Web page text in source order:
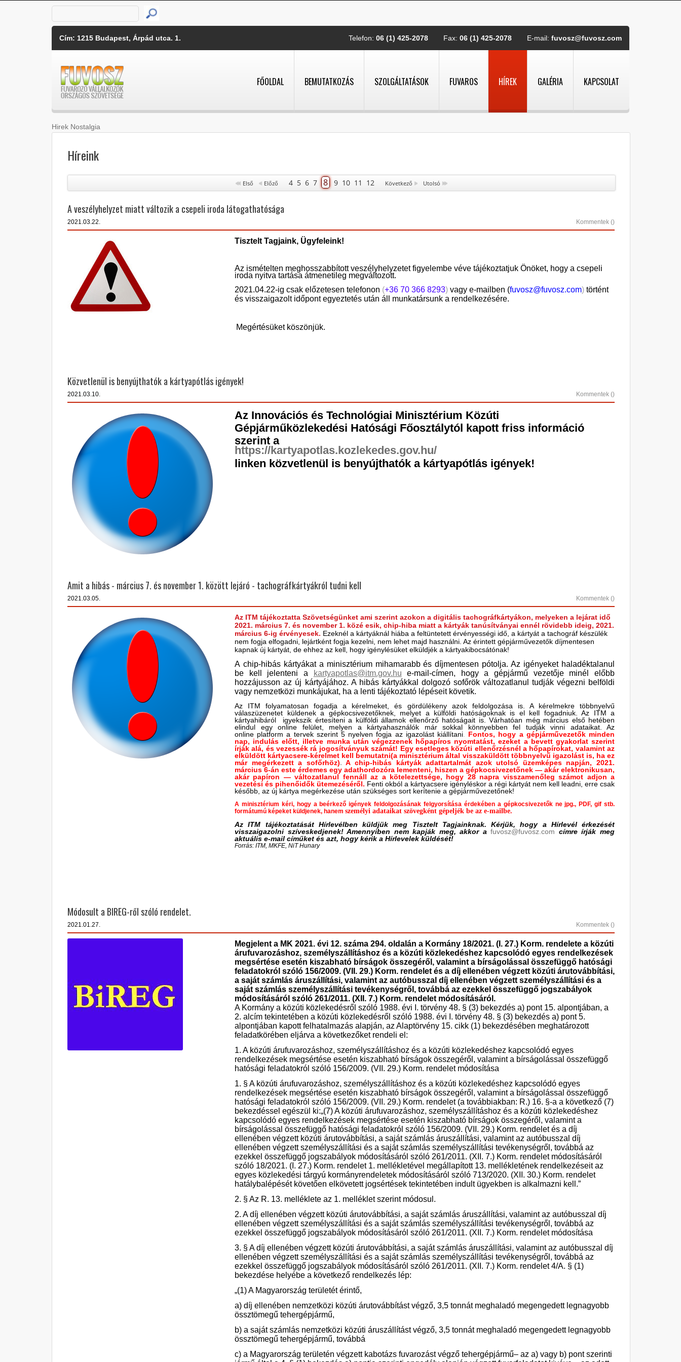
Cím: 1215 Budapest, Árpád utca. 1. E-mail: fuvosz@fuvosz.com
Fax: 06 (1) 425-2078
Telefon: 06 (1) 425-2078
FŐOLDAL BEMUTATKOZÁS SZOLGÁLTATÁSOK FUVAROS HÍREK GALÉRIA KAPCSOLAT
Hirek Nostalgia
Híreink
Első Előző 4 5 6 7 8 9 10 11 12 Következő Utolsó
A veszélyhelyzet miatt változik a csepeli iroda látogathatósága
2021.03.22. Kommentek ()
Tisztelt Tagjaink, Ügyfeleink!
Az ismételten meghosszabbított veszélyhelyzetet figyelembe véve tájékoztatjuk Önöket, hogy a csepeli
iroda nyitva tartása átmenetileg megváltozott.
2021.04.22-ig csak előzetesen telefonon (+36 70 366 8293) vagy e-mailben (fuvosz@fuvosz.com) történt
és visszaigazolt időpont egyeztetés után áll munkatársunk a rendelkezésére.
Megértésüket köszönjük.
Közvetlenül is benyújthatók a kártyapótlás igények!
2021.03.10. Kommentek ()
Az Innovációs és Technológiai Minisztérium Közúti
Gépjárműközlekedési Hatósági Főosztálytól kapott friss információ
szerint a
https://kartyapotlas.kozlekedes.gov.hu/
linken közvetlenül is benyújthatók a kártyapótlás igények!
Amit a hibás - március 7. és november 1. között lejáró - tachográfkártyákról tudni kell
2021.03.05. Kommentek ()
Az ITM tájékoztatta Szövetségünket ami szerint azokon a digitális tachográfkártyákon, melyeken a lejárat idő
2021. március 7. és november 1. közé esik, chip-hiba miatt a kártyák tanúsítványai ennél rövidebb ideig, 2021.
március 6-ig érvényesek. Ezeknél a kártyáknál hiába a feltüntetett érvényességi idő, a kártyát a tachográf készülék
nem fogja elfogadni, lejártként fogja kezelni, nem lehet majd használni. Az érintett gépjárművezetők díjmentesen
kapnak új kártyát, de ehhez az kell, hogy igénylésüket elküldjék a kártyakibocsátónak!
A chip-hibás kártyákat a minisztérium mihamarabb és díjmentesen pótolja. Az igényeket haladéktalanul
be kell jelenteni a
kartyapotlas@itm.gov.hu
e-mail-címen, hogy a gépjármű vezetője minél előbb
hozzájusson az új kártyájához. A hibás kártyákkal dolgozó sofőrök változatlanul tudják végezni belföldi
vagy nemzetközi munkájukat, ha a lenti tájékoztató lépéseit követik.
Az ITM folyamatosanfogadja a kérelmeket , és gördülékeny azok feldolgozása is. A kérelmekre többnyelvű
válaszüzenetet küldenek a gépkocsivezetőknek, melyet a külföldi hatóságoknak is el kell fogadniuk. Az ITM a
kártyahibáról
igyekszik értesíteni a külföldi államok ellenőrző hatóságait is. Várhatóan még március első hetében
elindul egy online felület, melyen a kártyahasználók már sokkal könnyebben fel tudják vinni adataikat. Az
online platform a tervek szerint 5 nyelven fogja az igazolást kiállítani
Fontos, hogy a gépjárművezetők minden
nap, indulás előtt, illetve munka után végezzenek hőpapíros nyomtatást, ezeket a bevett gyakorlat szerint
írják alá, és vezessék rá jogosítványuk számát! Egy esetleges közúti ellenőrzésnél a hőpapírokat, valamint az
elküldött kártyacsere-kérelmet kell bemutatni(a minisztérium által visszaküldött többnyelvű igazolást is, ha ez
már megérkezett a sofőrhöz).A chip-hibás kártyák adattartalmát azok utolsó üzemképes napján, 2021.
március 6-án este érdemes egy adathordozóra lementeni, hiszen a gépkocsivezetőnek — akár elektronikusan,
akár papíron — változatlanul fennáll az a kötelezettsége, hogy 28 napra visszamenőleg számot adjon a
vezetési és pihenőidők ütemezéséről. Fenti okból a kártyacsere igényléskor a régi kártyát nem kell leadni, erre csak
később, az új kártya megérkezése után szükséges sort kerítenie a gépjárművezetőnek!
A minisztérium kéri, hogy a beérkező igények feldolgozásának felgyorsítása érdekében a gépkocsivezetők ne jpg., PDF, gif stb.
formátumú képeket küldjenek, hanem személyi adataikat szövegként gépeljék be az e-mailbe.
Az ITM tájékoztatását Hírlevélben küldjük meg Tisztelt Tagjainknak. Kérjük, hogy a Hírlevél érkezését
visszaigazolni szíveskedjenek! Amennyiben nem kapják meg, akkor a fuvosz@fuvosz.com címre írják meg
aktuális e-mail címűket és azt, hogy kérik a Hírlevelek küldését!
Forrás: ITM, MKFE, NiT Hunary
Módosult a BIREG-ről szóló rendelet.
2021.01.27. Kommentek ()
Megjelent a MK 2021. évi 12. száma 294. oldalán a Kormány 18/2021. (I. 27.) Korm. rendelete a közúti
árufuvarozáshoz, személyszállításhoz és a közúti közlekedéshez kapcsolódó egyes rendelkezések
megsértése esetén kiszabható bírságok összegéről, valamint a bírságolással összefüggő hatósági
feladatokról szóló 156/2009. (VII. 29.) Korm. rendelet és a díj ellenében végzett közúti árutovábbítási,
a saját számlás áruszállítási, valamint az autóbusszal díj ellenében végzett személyszállítási és a
saját számlás személyszállítási tevékenységről, továbbá az ezekkel összefüggő jogszabályok
módosításáról szóló 261/2011. (XII. 7.) Korm. rendelet módosításáról.
A Kormány a közúti közlekedésről szóló 1988. évi I. törvény 48. § (3) bekezdés a) pont 15. alpontjában, a
2. alcím tekintetében a közúti közlekedésről szóló 1988. évi I. törvény 48. § (3) bekezdés a) pont 5.
alpontjában kapott felhatalmazás alapján, az Alaptörvény 15. cikk (1) bekezdésében meghatározott
feladatkörében eljárva a következőket rendeli el:
1. A közúti árufuvarozáshoz, személyszállításhoz és a közúti közlekedéshez kapcsolódó egyes
rendelkezések megsértése esetén kiszabható bírságok összegéről, valamint a bírságolással összefüggő
hatósági feladatokról szóló 156/2009. (VII. 29.) Korm. rendelet módosítása
1. § A közúti árufuvarozáshoz, személyszállításhoz és a közúti közlekedéshez kapcsolódó egyes
rendelkezések megsértése esetén kiszabható bírságok összegéről, valamint a bírságolással összefüggő
hatósági feladatokról szóló 156/2009. (VII. 29.) Korm. rendelet (a továbbiakban: R.) 16. §-a a következő (7)
bekezdéssel egészül ki:„(7) A közúti árufuvarozáshoz, személyszállításhoz és a közúti közlekedéshez
kapcsolódó egyes rendelkezések megsértése esetén kiszabható bírságok összegéről, valamint a
bírságolással összefüggő hatósági feladatokról szóló 156/2009. (VII. 29.) Korm. rendelet és a díj
ellenében végzett közúti árutovábbítási, a saját számlás áruszállítási, valamint az autóbusszal díj
ellenében végzett személyszállítási és a saját számlás személyszállítási tevékenységről, továbbá az
ezekkel összefüggő jogszabályok módosításáról szóló 261/2011. (XII. 7.) Korm. rendelet módosításáról
szóló 18/2021. (I. 27.) Korm. rendelet 1. mellékletével megállapított 13. mellékletének rendelkezéseit az
egyes közlekedési tárgyú kormányrendeletek módosításáról szóló 713/2020. (XII. 30.) Korm. rendelet
hatálybalépését követően elkövetett jogsértések tekintetében indult ügyekben is alkalmazni kell.”
2. § Az R. 13. melléklete az 1. melléklet szerint módosul.
2. A díj ellenében végzett közúti árutovábbítási, a saját számlás áruszállítási, valamint az autóbusszal díj
ellenében végzett személyszállítási és a saját számlás személyszállítási tevékenységről, továbbá az
ezekkel összefüggő jogszabályok módosításáról szóló 261/2011. (XII. 7.) Korm. rendelet módosítása
3. § A díj ellenében végzett közúti árutovábbítási, a saját számlás áruszállítási, valamint az autóbusszal díj
ellenében végzett személyszállítási és a saját számlás személyszállítási tevékenységről, továbbá az
ezekkel összefüggő jogszabályok módosításáról szóló 261/2011. (XII. 7.) Korm. rendelet 4/A. § (1)
bekezdése helyébe a következő rendelkezés lép:
„(1) A Magyarország területét érintő,
a) díj ellenében nemzetközi közúti árutovábbítást végző, 3,5 tonnát meghaladó megengedett legnagyobb
össztömegű tehergépjármű,
b) a saját számlás nemzetközi közúti áruszállítást végző, 3,5 tonnát meghaladó megengedett legnagyobb
össztömegű tehergépjármű, továbbá
c) a Magyarország területén végzett kabotázs fuvarozást végző tehergépjármű– az a) vagy b) pont szerinti